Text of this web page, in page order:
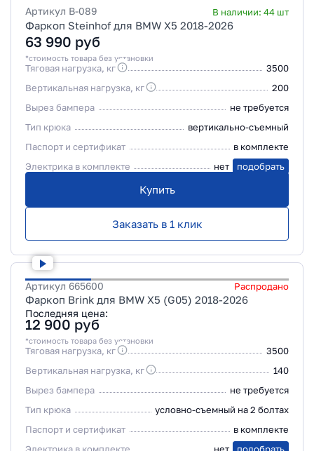
Артикул B-089 В наличии: 44 шт
Фаркоп Steinhof для BMW X5 2018-2026
63 990 руб
*стоимость товара без установки
Тяговая нагрузка, кг
3500
Вертикальная нагрузка, кг
200
Вырез бампера
не требуется
Тип крюка
вертикально-съемный
Паспорт и сертификат
в комплекте
Электрика в комплекте
нет подобрать
Купить
Заказать в 1 клик
Артикул 665600 Распродано
Фаркоп Brink для BMW X5 (G05) 2018-2026
Последняя цена:
12 900 руб
*стоимость товара без установки
Тяговая нагрузка, кг
3500
Вертикальная нагрузка, кг
140
Вырез бампера
не требуется
Тип крюка
условно-съемный на 2 болтах
Паспорт и сертификат
в комплекте